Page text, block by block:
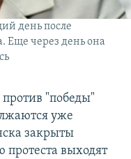
день после
Еще через день она
"победы"
уже
закрыты
выходят